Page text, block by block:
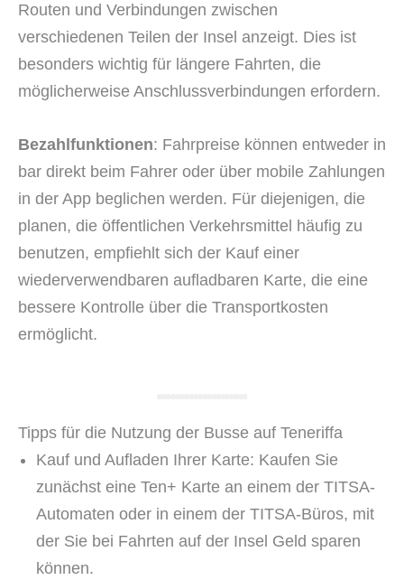
Routen und Verbindungen zwischen
verschiedenen Teilen der Insel anzeigt. Dies ist
besonders wichtig für längere Fahrten, die
möglicherweise Anschlussverbindungen erfordern.
Bezahlfunktionen: Fahrpreise können entweder in
bar direkt beim Fahrer oder über mobile Zahlungen
in der App beglichen werden. Für diejenigen, die
planen, die öffentlichen Verkehrsmittel häufig zu
benutzen, empfiehlt sich der Kauf einer
wiederverwendbaren aufladbaren Karte, die eine
bessere Kontrolle über die Transportkosten
ermöglicht.
Tipps für die Nutzung der Busse auf Teneriffa
Kauf und Aufladen Ihrer Karte: Kaufen Sie
zunächst eine Ten+ Karte an einem der TITSA-
Automaten oder in einem der TITSA-Büros, mit
der Sie bei Fahrten auf der Insel Geld sparen
können.